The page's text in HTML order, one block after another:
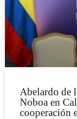
Abelardo de
Noboa en
cooperación